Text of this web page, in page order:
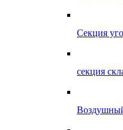
Секция
секция